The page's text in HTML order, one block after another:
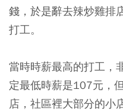
錢，於是辭去辣炒雞排
打工。
當時時薪最高的打工，
定最低時薪是107元，
店，社區裡大部分的小